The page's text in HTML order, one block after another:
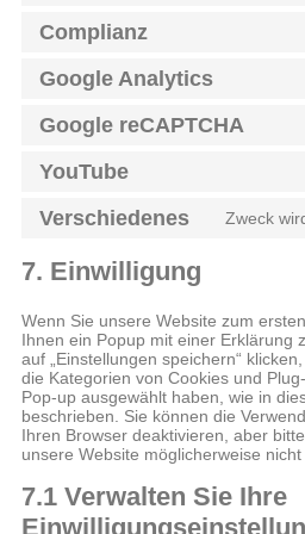
Complianz
Google Analytics
Google reCAPTCHA
YouTube
Verschiedenes Zweck
7. Einwilligung
Wenn Sie unsere Website zum
Ihnen ein Popup mit einer Erklärung
auf „Einstellungen speichern“
die Kategorien von Cookies und
Pop-up ausgewählt haben, wie in
beschrieben. Sie können die
Ihren Browser deaktivieren, aber
unsere Website möglicherweise
7.1 Verwalten Sie Ihre